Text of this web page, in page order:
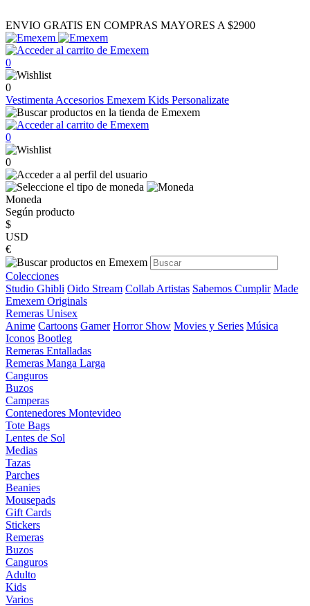
ENVIO GRATIS EN COMPRAS MAYORES A $2900
0
0
Vestimenta Accesorios Emexem Kids Personalizate
0
0
Moneda
Según producto
$
USD
€
Colecciones
Studio Ghibli Oido Stream Collab Artistas Sabemos Cumplir Made
Emexem Originals
Remeras Unisex
Anime Cartoons Gamer Horror Show Movies y Series Música
Iconos Bootleg
Remeras Entalladas
Remeras Manga Larga
Canguros
Buzos
Camperas
Contenedores Montevideo
Tote Bags
Lentes de Sol
Medias
Tazas
Parches
Beanies
Mousepads
Gift Cards
Stickers
Remeras
Buzos
Canguros
Adulto
Kids
Varios